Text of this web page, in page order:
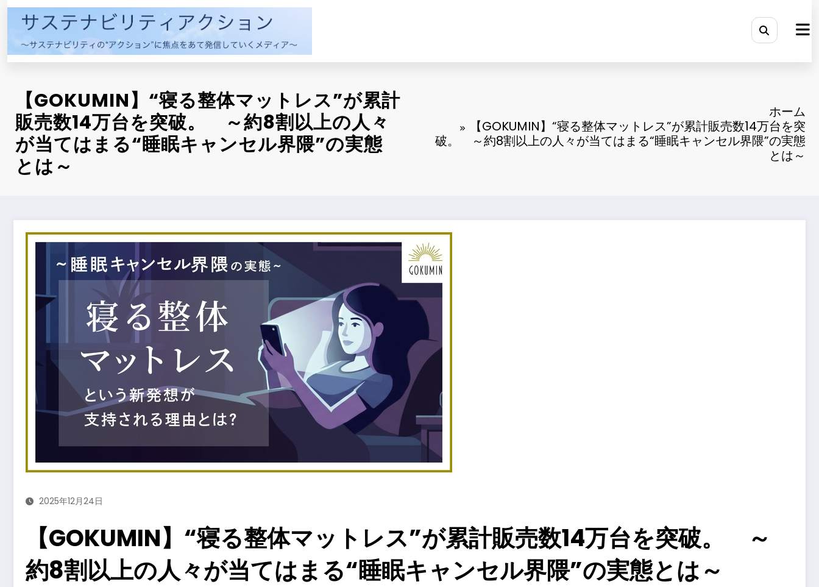
コ
ン
【GOKUMIN】“寝る整体マットレス”が累計
販売数14万台を突破。 ～約8割以上の人々
が当てはまる“睡眠キャンセル界隈”の実態
とは～
ホーム
【GOKUMIN】“寝る整体マットレス”が累計販売数14万台を突
破。 ～約8割以上の人々が当てはまる“睡眠キャンセル界隈”の実態
とは～
2025年12月24日
【GOKUMIN】“寝る整体マットレス”が累計販売数14万台を突破。 ～
約8割以上の人々が当てはまる“睡眠キャンセル界隈”の実態とは～